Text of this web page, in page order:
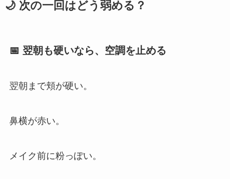
🌙 次の一回はどう弱める？
📅 翌朝も硬いなら、空調を止める
翌朝まで頬が硬い。
鼻横が赤い。
メイク前に粉っぽい。